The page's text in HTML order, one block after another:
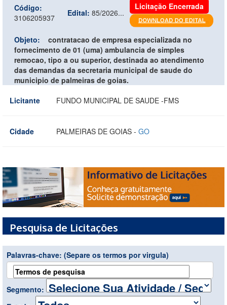
Código:
3106205937
Edital: 85/2026...
Licitação Encerrada
Objeto:
contratacao de empresa especializada no
fornecimento de 01 (uma) ambulancia de simples
remocao, tipo a ou superior, destinada ao atendimento
das demandas da secretaria municipal de saude do
municipio de palmeiras de goias.
Licitante
FUNDO MUNICIPAL DE SAUDE -FMS
Cidade PALMEIRAS DE GOIAS - GO
Pesquisa de Licitações
Palavras-chave: (Separe os termos por virgula)
Segmento: